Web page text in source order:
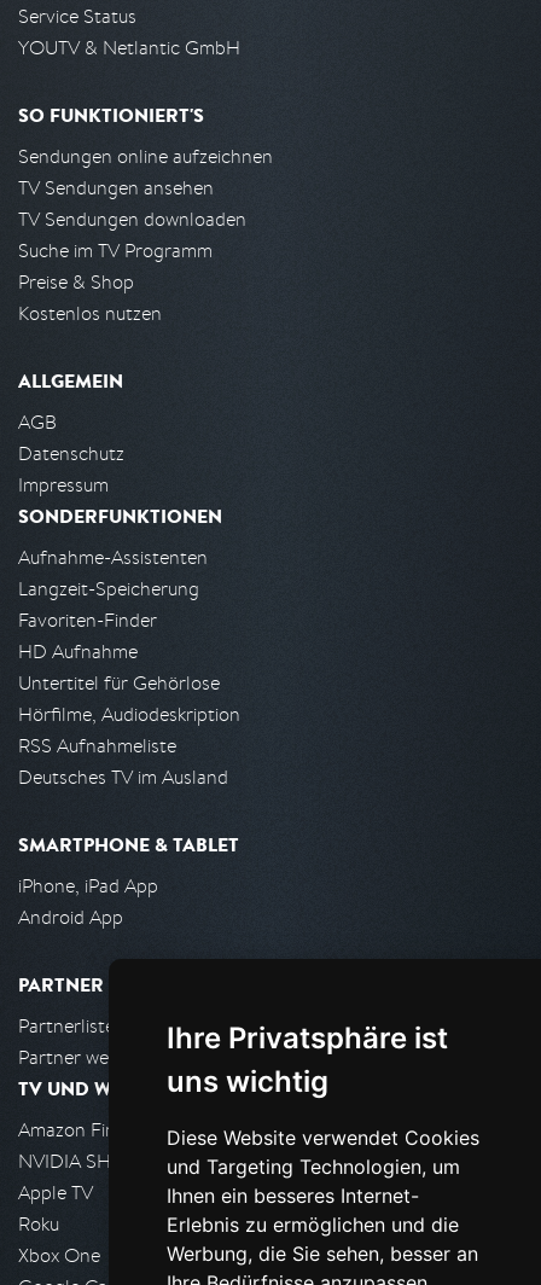
Ihre Privatsphäre ist
uns wichtig
Diese Website verwendet Cookies
und Targeting Technologien, um
Ihnen ein besseres Internet-
Erlebnis zu ermöglichen und die
Werbung, die Sie sehen, besser an
Service Status
YOUTV & Netlantic GmbH
SO FUNKTIONIERT'S
Sendungen online aufzeichnen
TV Sendungen ansehen
TV Sendungen downloaden
Suche im TV Programm
Preise & Shop
Kostenlos nutzen
ALLGEMEIN
AGB
Datenschutz
Impressum
SONDERFUNKTIONEN
Aufnahme-Assistenten
Langzeit-Speicherung
Favoriten-Finder
HD Aufnahme
Untertitel für Gehörlose
Hörfilme, Audiodeskription
RSS Aufnahmeliste
Deutsches TV im Ausland
SMARTPHONE & TABLET
iPhone, iPad App
Android App
PARTNER
Partnerliste
Partner werden
TV UND WOHNZIMMER
Amazon FireTV
NVIDIA SHIELD, Google TV
Apple TV
Roku
Xbox One